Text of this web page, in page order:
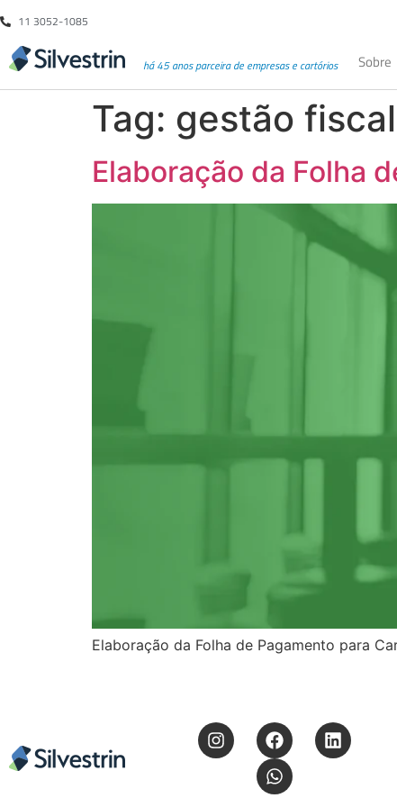
11 3052-1085
há 45 anos parceira de empresas e cartórios Sobre
Tag: gestão
Elaboração da Folha
Elaboração da Folha de Pagamento para